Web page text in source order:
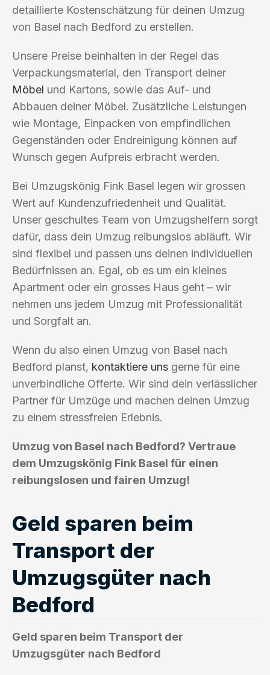
detaillierte Kostenschätzung für deinen Umzug
von Basel nach Bedford zu erstellen.
Unsere Preise beinhalten in der Regel das
Verpackungsmaterial, den Transport deiner
Möbel und Kartons, sowie das Auf- und
Abbauen deiner Möbel. Zusätzliche Leistungen
wie Montage, Einpacken von empfindlichen
Gegenständen oder Endreinigung können auf
Wunsch gegen Aufpreis erbracht werden.
Bei Umzugskönig Fink Basel legen wir grossen
Wert auf Kundenzufriedenheit und Qualität.
Unser geschultes Team von Umzugshelfern sorgt
dafür, dass dein Umzug reibungslos abläuft. Wir
sind flexibel und passen uns deinen individuellen
Bedürfnissen an. Egal, ob es um ein kleines
Apartment oder ein grosses Haus geht – wir
nehmen uns jedem Umzug mit Professionalität
und Sorgfalt an.
Wenn du also einen Umzug von Basel nach
Bedford planst, kontaktiere uns gerne für eine
unverbindliche Offerte. Wir sind dein verlässlicher
Partner für Umzüge und machen deinen Umzug
zu einem stressfreien Erlebnis.
Umzug von Basel nach Bedford? Vertraue
dem Umzugskönig Fink Basel für einen
reibungslosen und fairen Umzug!
Geld sparen beim
Transport der
Umzugsgüter nach
Bedford
Geld sparen beim Transport der
Umzugsgüter nach Bedford